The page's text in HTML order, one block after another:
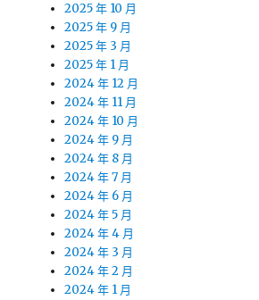
2025 年 10 月
2025 年 9 月
2025 年 3 月
2025 年 1 月
2024 年 12 月
2024 年 11 月
2024 年 10 月
2024 年 9 月
2024 年 8 月
2024 年 7 月
2024 年 6 月
2024 年 5 月
2024 年 4 月
2024 年 3 月
2024 年 2 月
2024 年 1 月